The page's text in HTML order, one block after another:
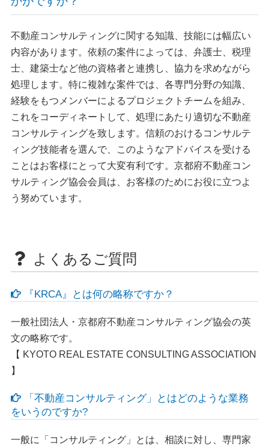
不動産コンサルティングに関する知識、技能には幅広い
内容があります。依頼の案件によっては、弁護士、税理
士、建築士など他の資格者と連携し、協力を求めながら
処理します。特に複雑な案件では、各専門分野の知識、
経験をもつメンバーによるプロジェクトチームを組み、
これをコーディネートして、処理にあたり適切な不動産
コンサルティングを致します。信頼のおけるコンサルテ
ィング技能者を選んで、このようなアドバイスを受ける
ことはお客様にとって大変有利です。京都府不動産コン
サルティング協会会員は、お客様のためにお役に立つよ
う努めています。
よくあるご質問
『KRCA』とは何の略称ですか？
一般社団法人・京都府不動産コンサルティング協会の英
文の略称です。
【 KYOTO REAL ESTATE CONSULTING ASSOCIATION
】
「不動産コンサルティング」とはどのような業務
をいうのですか?
一般に「コンサルティング」とは、相談に対し、専門家